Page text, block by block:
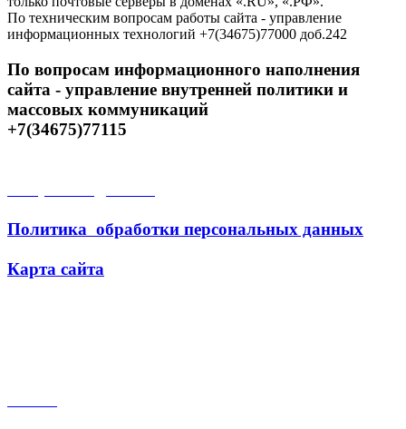
По техническим вопросам работы сайта - управление
информационных технологий +7(34675)77000 доб.242
По вопросам информационного наполнения
сайта - управление внутренней политики и
массовых коммуникаций
+7(34675)77115
Политика обработки персональных данных
Карта сайта